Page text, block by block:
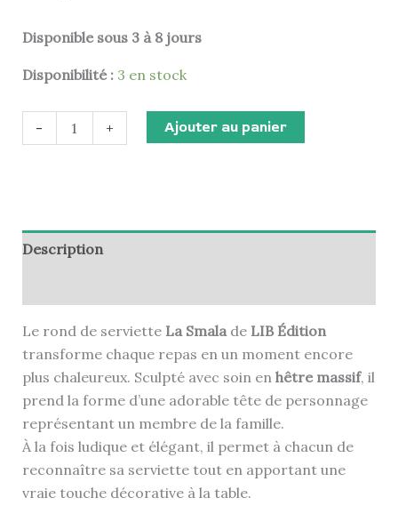
Disponible sous 3 à 8 jours
Disponibilité : 3 en stock
- + Ajouter au panier
Description
Le rond de serviette La Smalade LIB Édition
transforme chaque repas en un moment encore
plus chaleureux. Sculpté avec soin en hêtre massif, il
prend la forme d’une adorable tête de personnage
représentant un membre de la famille.
À la fois ludique et élégant, il permet à chacun de
reconnaître sa serviette tout en apportant une
vraie touche décorative à la table.